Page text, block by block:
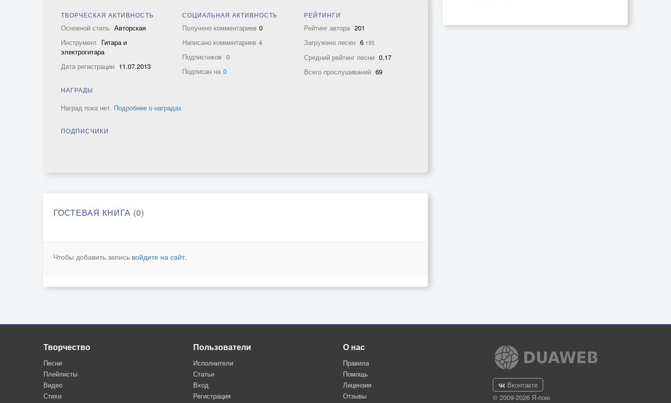
ТВОРЧЕСКАЯ АКТИВНОСТЬ
Основной стиль Авторская
Инструмент Гитара и
электрогитара
Дата регистрации 11.07.2013
СОЦИАЛЬНАЯ АКТИВНОСТЬ
Получено комментариев 0
Написано комментариев 4
Подписчиков 0
Подписан на 0
РЕЙТИНГИ
Рейтинг автора 201
Загружено песен 6 195
Средний рейтинг песни 0.17
Всего прослушиваний 69
НАГРАДЫ
Наград пока нет. Подробнее о наградах
ПОДПИСЧИКИ
ГОСТЕВАЯ КНИГА (0)
Чтобы добавить запись войдите на сайт.
Творчество
Песни
Плейлисты
Видео
Стихи
Пользователи
Исполнители
Статьи
Вход
Регистрация
О нас
Правила
Помощь
Лицензия
Отзывы
Вконтакте
© 2009-2026 Я-пою